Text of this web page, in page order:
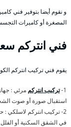
و نقوم أيضا بتوفير فني
المصغرة أو كاميرات
فني انتركم
يقوم فني تركيب انتركم
1- تركيب انتركم مرئي :
استقبال صورة أو صوت
2- تركيب انتركم لاسلكي :
في الشقق السكنية أو الفلل